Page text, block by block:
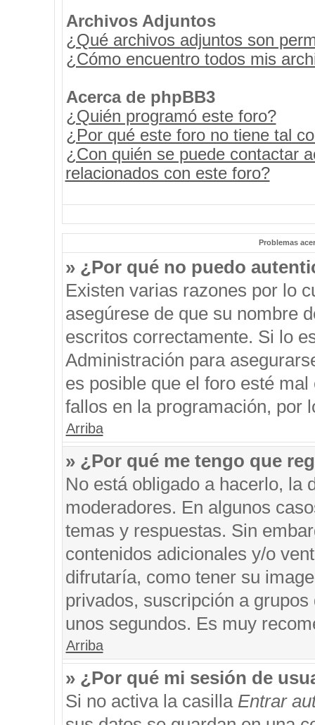
Archivos Adjuntos
¿Qué archivos adjuntos son
¿Cómo encuentro todos mis
Acerca de phpBB3
¿Quién programó este foro?
¿Por qué este foro no tiene tal
¿Con quién se puede contactar
relacionados con este foro?
Problemas
» ¿Por qué no puedo
Existen varias razones por lo
asegúrese de que su nombre
escritos correctamente. Si lo
Administración para
es posible que el foro esté
fallos en la programación, por
Arriba
» ¿Por qué me tengo que
No está obligado a hacerlo, la
moderadores. En algunos
temas y respuestas. Sin
contenidos adicionales y/o
difrutaría, como tener su
privados, suscripción a
unos segundos. Es muy
Arriba
» ¿Por qué mi sesión de
Si no activa la casilla Entrar